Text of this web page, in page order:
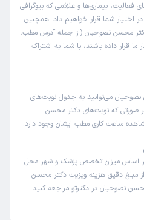
فعالیت، بیماری‌ها و علائمی که بیوگرافی
اختیار شما قرار خواهیم داد. همچنین
محسن نصوحیان (از جمله آدرس مطب،
قرار داده باشند، با شما به اشتراک
می‌توانید به جدول نوبت‌های
صورتی که نوبت‌های دکتر محسن
ساعت کاری مطب ایشان وجود دارد.
اساس میزان تخصص پزشک و شهر محل
مبلغ دقیق هزینه ویزیت دکتر محسن
نصوحیان در دکترتو مراجعه کنید.